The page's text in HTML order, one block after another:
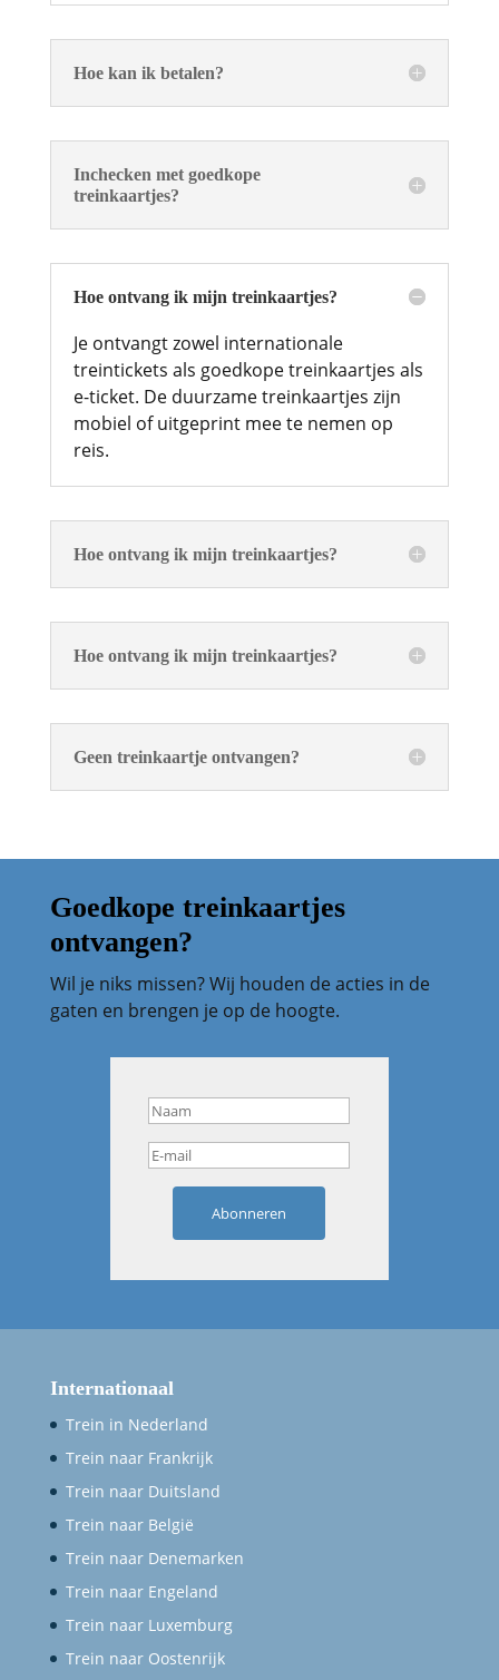
Hoe kan ik betalen?
Inchecken met goedkope
treinkaartjes?
Hoe ontvang ik mijn treinkaartjes?
Je ontvangt zowel internationale
treintickets als goedkope treinkaartjes als
e-ticket. De duurzame treinkaartjes zijn
mobiel of uitgeprint mee te nemen op
reis.
Hoe ontvang ik mijn treinkaartjes?
Hoe ontvang ik mijn treinkaartjes?
Geen treinkaartje ontvangen?
Goedkope treinkaartjes
ontvangen?
Wil je niks missen? Wij houden de acties in de
gaten en brengen je op de hoogte.
Abonneren
Internationaal
Trein in Nederland
Trein naar Frankrijk
Trein naar Duitsland
Trein naar België
Trein naar Denemarken
Trein naar Engeland
Trein naar Luxemburg
Trein naar Oostenrijk